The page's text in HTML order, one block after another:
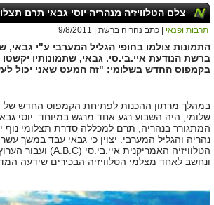
צלם הטלוויזיה מנהריה יוסי גבאי תרם
תרבות ופנאי | כתב נהריה ברשת | 9/8/2011
התמונות צולמו בחופי הגליל המערבי ע"י גבאי,
ברשת הנודעת איי.בי.סי. גבאי, שתמונותיו
בקמפוס החדש בשלומי: "זה המעט שאני יכול
במהלך מרתון ההכנות לפתיחת הקמפוס החדש של
שלומי, היה השבוע רגע אחד מרגש במיוחד. יוסי
המתגורר בנהריה, תרם למכללה סדרת תצלומי נוף
נהריה והגליל המערבי. יצוין כי גבאי עבד במשך
הטלוויזיה האמריקנית איי.בי.סי (A.B.C) ועבור
ונחשב לאחד מצלמי הטלוויזיה הבכירים שידעה